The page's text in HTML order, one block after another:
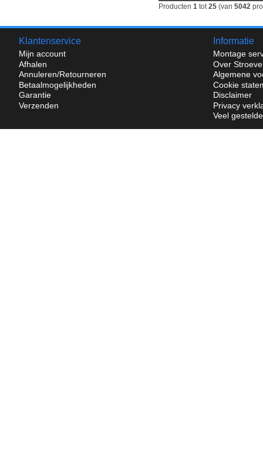
Producten 1 tot 25 (van 5042
Klantenservice
Mijn account
Afhalen
Annuleren/Retourneren
Betaalmogelijkheden
Garantie
Verzenden
Informatie
Montage
Over
Algemene
Cookie
Disclaimer
Privacy
Veel